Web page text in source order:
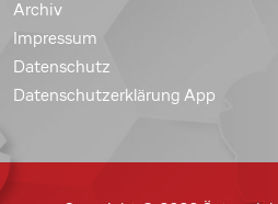
Archiv
Impressum
Datenschutz
Datenschutzerklärung App